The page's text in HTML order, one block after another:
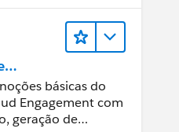
básicas do
Engagement com
geração de